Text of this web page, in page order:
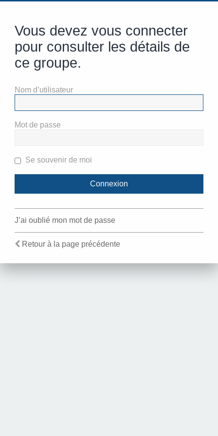
Vous devez vous connecter
pour consulter les détails de
ce groupe.
Nom d’utilisateur
Mot de passe
Se souvenir de moi
J’ai oublié mon mot de passe
Retour à la page précédente